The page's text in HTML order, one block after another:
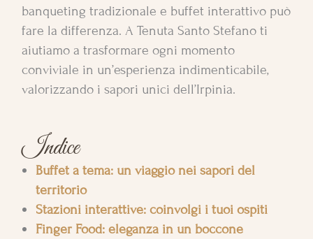
banqueting tradizionale e buffet interattivo può
fare la differenza. A Tenuta Santo Stefano ti
aiutiamo a trasformare ogni momento
conviviale in un’esperienza indimenticabile,
valorizzando i sapori unici dell’Irpinia.
Indice
Buffet a tema: un viaggio nei sapori del
territorio
Stazioni interattive: coinvolgi i tuoi ospiti
Finger Food: eleganza in un boccone